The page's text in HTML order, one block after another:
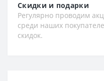
Скидки и подарки
Регулярно проводим
среди наших
скидок.